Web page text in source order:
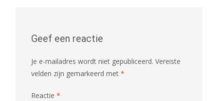
Geef een reactie
Je e-mailadres wordt niet gepubliceerd. Vereiste
velden zijn gemarkeerd met *
Reactie *